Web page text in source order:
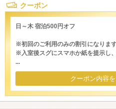
クーポン
日～木 宿泊500円オフ
※初回のご利用のみの割引になります
※入室後スグにスマホか紙を提示し
...
クーポン内容